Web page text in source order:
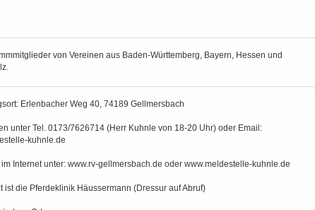
von Vereinen aus Baden-Württemberg, Bayern, Hessen und
Erlenbacher Weg 40, 74189 Gellmersbach
unter Tel. 0173/7626714 (Herr Kuhnle von 18-20 Uhr) oder Email:
kuhnle.de
Internet unter: www.rv-gellmersbach.de oder www.meldestelle-kuhnle.de
ist die Pferdeklinik Häussermann (Dressur auf Abruf)